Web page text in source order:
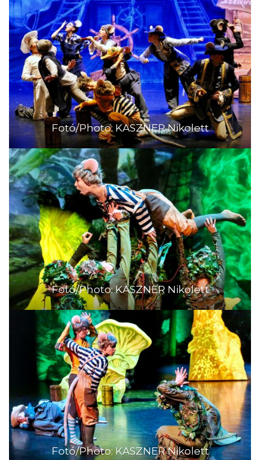
Fotó/Photo: KASZNER Nikolett
Fotó/Photo: KASZNER Nikolett
Fotó/Photo: KASZNER Nikolett